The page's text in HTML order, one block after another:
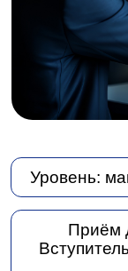
Приём
Срок и форма
2 года
Уровень:
Язык